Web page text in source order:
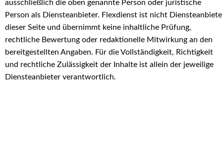
ausschließlich die oben genannte Person oder juristische
Person als Diensteanbieter. Flexdienst ist nicht
dieser Seite und übernimmt keine inhaltliche Prüfung,
rechtliche Bewertung oder redaktionelle Mitwirkung an den
bereitgestellten Angaben. Für die Vollständigkeit, Richtigkeit
und rechtliche Zulässigkeit der Inhalte ist allein der jeweilige
Diensteanbieter verantwortlich.